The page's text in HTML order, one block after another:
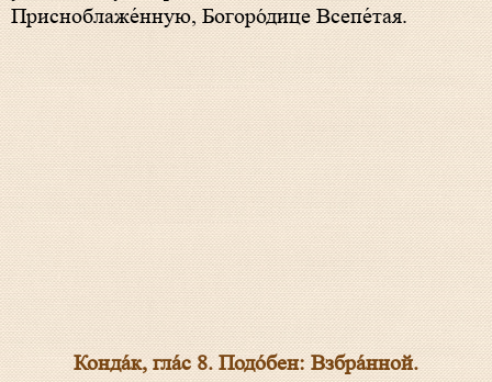
Присноблаже́нную, Богоро́дице Всепе́тая.
Конда́к, гла́с 8. Подо́бен: Взбра́нной.